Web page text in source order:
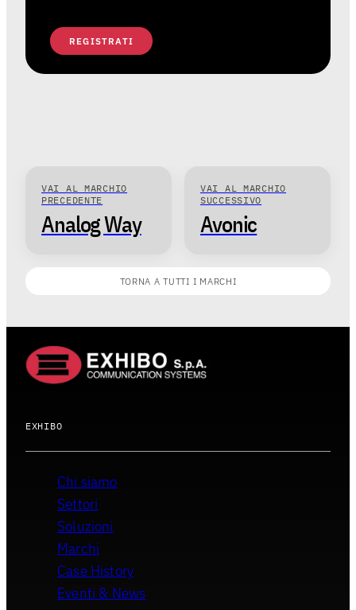
REGISTRATI
VAI AL MARCHIO
PRECEDENTE
Analog Way
TORNA A TUTTI I MARCHI
VAI AL MARCHIO
SUCCESSIVO
Avonic
EXHIBO
Chi siamo
Settori
Soluzioni
Marchi
Case History
Eventi & News